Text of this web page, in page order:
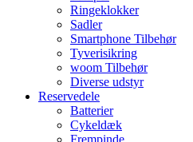
Ringeklokker
Sadler
Smartphone Tilbehør
Tyverisikring
woom Tilbehør
Diverse udstyr
Reservedele
Batterier
Cykeldæk